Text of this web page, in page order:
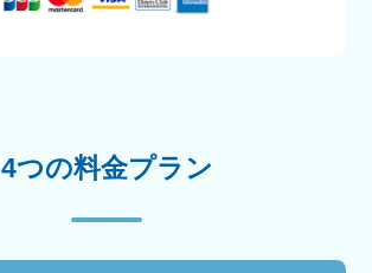
4つの料金プラン